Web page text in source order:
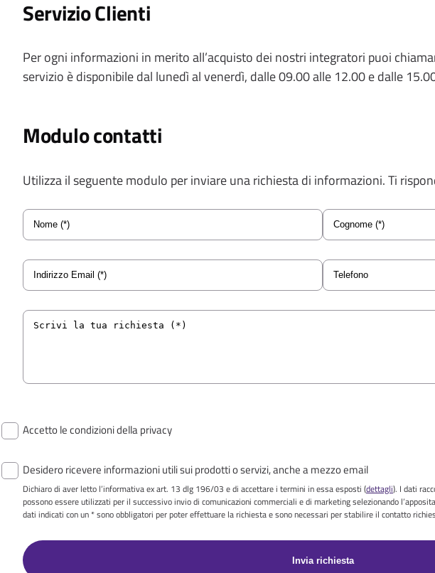
o
n
Servizio Clienti
Per ogni informazioni in merito all’acquisto dei nostri integratori puoi
servizio è disponibile dal lunedì al venerdì, dalle 09.00 alle 12.00 e dalle
Modulo contatti
Utilizza il seguente modulo per inviare una richiesta di informazioni. Ti
Nome Cognome
Indirizzo
Email
Telefono
Message
Accetto le condizioni della privacy
Desidero ricevere informazioni utili sui prodotti o servizi, anche a mezzo email
Dichiaro di aver letto l’informativa ex art. 13 dlg 196/03 e di accettare i termini in essa esposti (dettagli). I dati
possono essere utilizzati per il successivo invio di comunicazioni commerciali e di marketing selezionando
dati indicati con un * sono obbligatori per poter effettuare la richiesta e sono necessari per stabilire il contatto